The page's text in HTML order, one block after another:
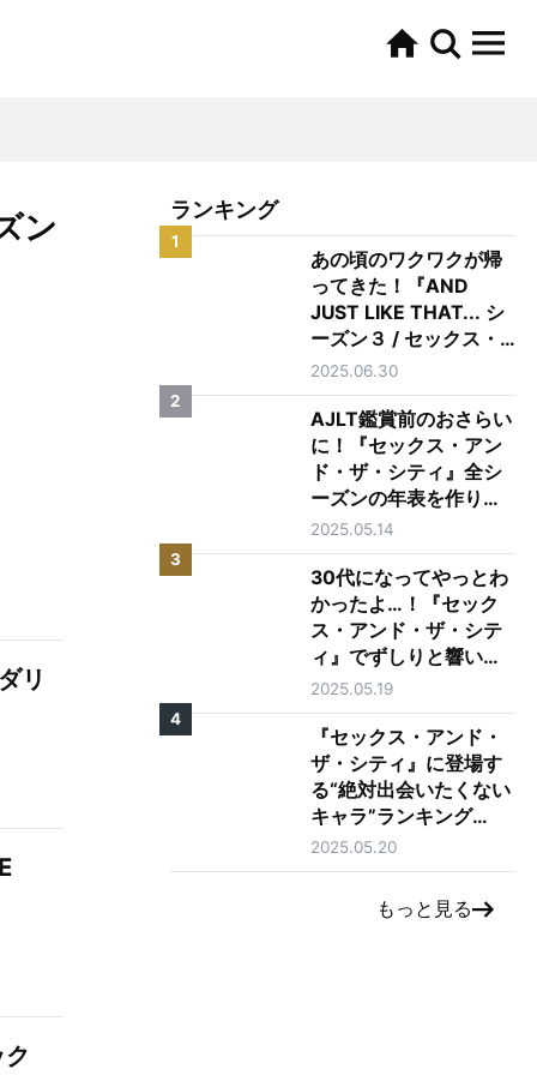
ン
リ
ランキング
1
あの頃のワクワクが帰
ってきた！『AND
JUST LIKE THAT... シ
ーズン３ / セックス・
アンド・ザ・シティ新
章』を正直レビュー
2025.06.30
2
AJLT鑑賞前のおさらい
に！『セックス・アン
ド・ザ・シティ』全シ
ーズンの年表を作りま
した
2025.05.14
3
30代になってやっとわ
かったよ…！『セック
ス・アンド・ザ・シテ
ィ』でずしりと響いた
言葉10選
2025.05.19
4
『セックス・アンド・
ザ・シティ』に登場す
る“絶対出会いたくない
キャラ”ランキング
TOP5
2025.05.20
もっと見る